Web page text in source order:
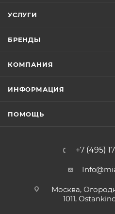
УСЛУГИ
БРЕНДЫ
КОМПАНИЯ
ИНФОРМАЦИЯ
ПОМОЩЬ
+7 (495)
Москва,
1011,